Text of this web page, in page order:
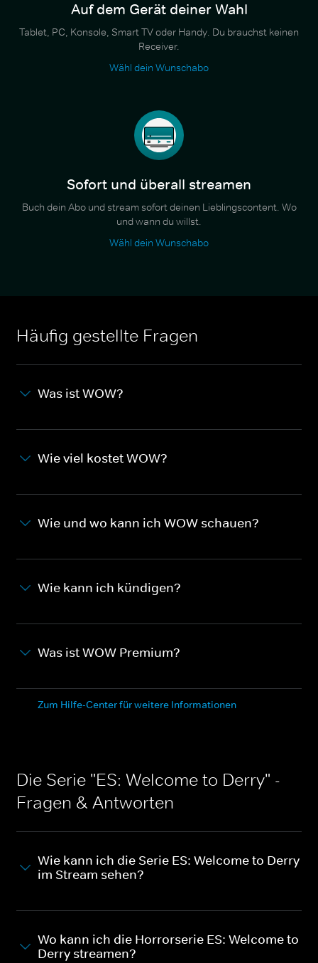
Auf dem Gerät deiner Wahl
Tablet, PC, Konsole, Smart TV oder Handy. Du brauchst keinen
Receiver.
Wähl dein Wunschabo
Sofort und überall streamen
Buch dein Abo und stream sofort deinen Lieblingscontent. Wo
und wann du willst.
Wähl dein Wunschabo
Häufig gestellte Fragen
Was ist WOW?
Wie viel kostet WOW?
Wie und wo kann ich WOW schauen?
Wie kann ich kündigen?
Was ist WOW Premium?
Zum Hilfe-Center für weitere Informationen
Die Serie "ES: Welcome to Derry" -
Fragen & Antworten
Wie kann ich die Serie ES: Welcome to Derry
im Stream sehen?
Wo kann ich die Horrorserie ES: Welcome to
Derry streamen?